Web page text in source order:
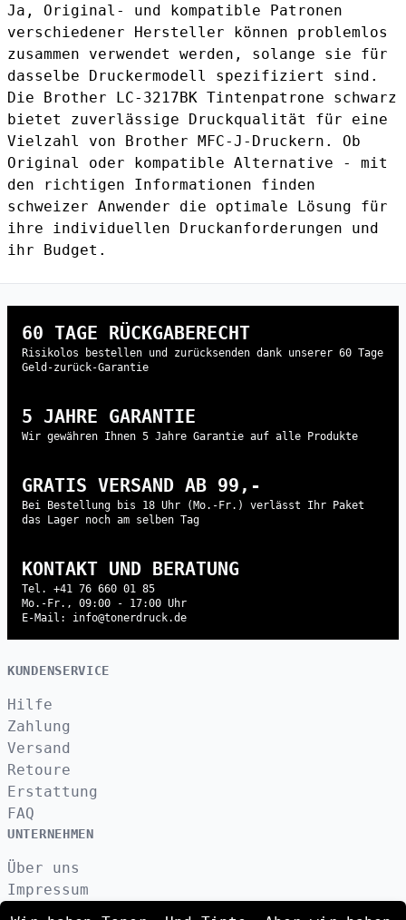
Ja, Original- und kompatible Patronen
verschiedener Hersteller können problemlos
zusammen verwendet werden, solange sie für
dasselbe Druckermodell spezifiziert sind.
Die Brother LC-3217BK Tintenpatrone schwarz
bietet zuverlässige Druckqualität für eine
Vielzahl von Brother MFC-J-Druckern. Ob
Original oder kompatible Alternative - mit
den richtigen Informationen finden
schweizer Anwender die optimale Lösung für
ihre individuellen Druckanforderungen und
ihr Budget.
60 TAGE RÜCKGABERECHT
Risikolos bestellen und zurücksenden dank unserer 60 Tage
Geld-zurück-Garantie
5 JAHRE GARANTIE
Wir gewähren Ihnen 5 Jahre Garantie auf alle Produkte
GRATIS VERSAND AB 99,-
Bei Bestellung bis 18 Uhr (Mo.-Fr.) verlässt Ihr Paket
das Lager noch am selben Tag
KONTAKT UND BERATUNG
Tel. +41 76 660 01 85
Mo.-Fr., 09:00 - 17:00 Uhr
E-Mail: info@tonerdruck.de
KUNDENSERVICE
Hilfe
Zahlung
Versand
Retoure
Erstattung
FAQ
UNTERNEHMEN
Über uns
Impressum